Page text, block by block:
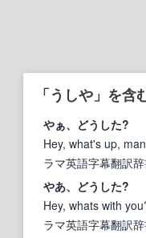
「うしや」を
やぁ、どうした?
Hey, what's up,
ラマ英語字幕翻訳
やあ、どうした?
Hey, whats with
ラマ英語字幕翻訳